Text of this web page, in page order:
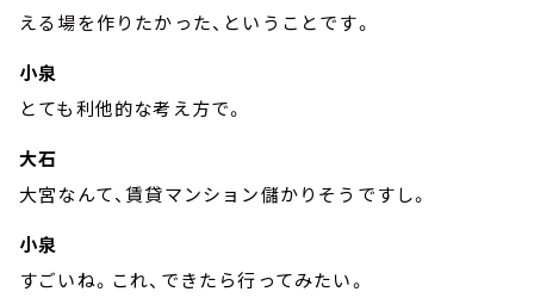
える場を作りたかった、ということです。
小泉
とても利他的な考え方で。
大石
大宮なんて、賃貸マンション儲かりそうですし。
小泉
すごいね。これ、できたら行ってみたい。